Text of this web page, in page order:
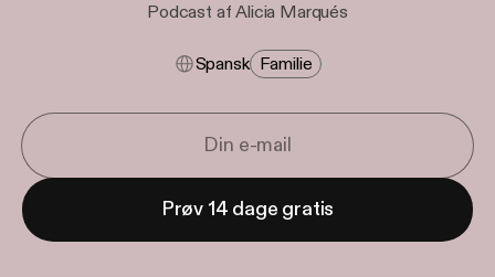
Podcast af Alicia Marqués
Spansk Familie
Prøv 14 dage gratis